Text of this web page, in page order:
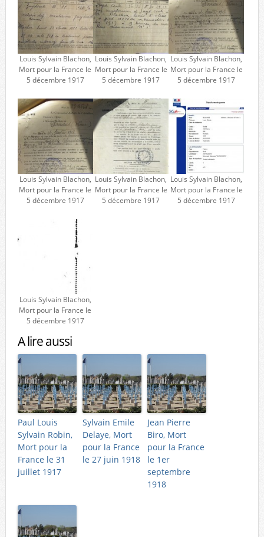
Louis Sylvain Blachon,
Mort pour la France le
5 décembre 1917
Louis Sylvain Blachon,
Mort pour la France le
5 décembre 1917
Louis Sylvain Blachon,
Mort pour la France le
5 décembre 1917
Louis Sylvain Blachon,
Mort pour la France le
5 décembre 1917
Louis Sylvain Blachon,
Mort pour la France le
5 décembre 1917
Louis Sylvain Blachon,
Mort pour la France le
5 décembre 1917
Louis Sylvain Blachon,
Mort pour la France le
5 décembre 1917
A lire aussi
Paul Louis
Sylvain Robin,
Mort pour la
France le 31
juillet 1917
Sylvain Emile
Delaye, Mort
pour la France
le 27 juin 1918
Jean Pierre
Biro, Mort
pour la France
le 1er
septembre
1918